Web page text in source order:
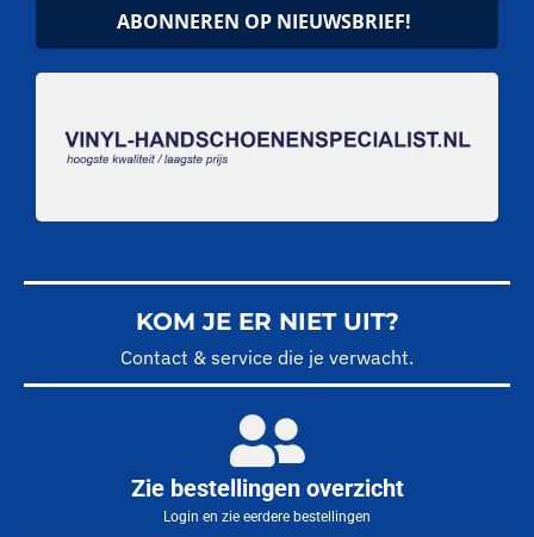
ABONNEREN OP NIEUWSBRIEF!
KOM JE ER NIET UIT?
Contact & service die je verwacht.
Zie bestellingen overzicht
Login en zie eerdere bestellingen